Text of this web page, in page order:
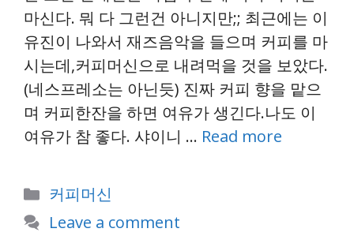
마신다. 뭐 다 그런건 아니지만;; 최근에는 이
유진이 나와서 재즈음악을 들으며 커피를 마
시는데,커피머신으로 내려먹을 것을 보았다.
(네스프레소는 아닌듯) 진짜 커피 향을 맡으
며 커피한잔을 하면 여유가 생긴다.나도 이
여유가 참 좋다. 샤이니 … Read more
Categories
커피머신
Leave a comment